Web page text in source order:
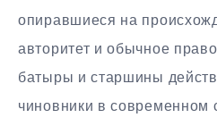
опиравшиеся на
авторитет и обычное
батыры и старшины
чиновники в современном